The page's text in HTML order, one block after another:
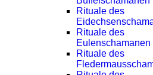
Rituale des
Rituale des
Eulenschamanen
Rituale des